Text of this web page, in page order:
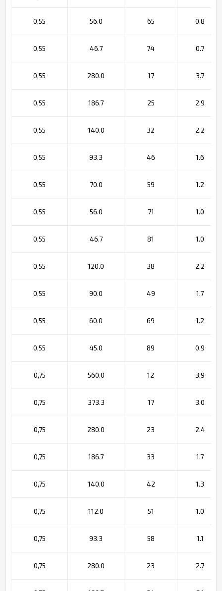
0,55 56.0 65 0.8
0,55 46.7 74 0.7
0,55 280.0 17 3.7
0,55 186.7 25 2.9
0,55 140.0 32 2.2
0,55 93.3 46 1.6
0,55 70.0 59 1.2
0,55 56.0 71 1.0
0,55 46.7 81 1.0
0,55 120.0 38 2.2
0,55 90.0 49 1.7
0,55 60.0 69 1.2
0,55 45.0 89 0.9
0,75 560.0 12 3.9
0,75 373.3 17 3.0
0,75 280.0 23 2.4
0,75 186.7 33 1.7
0,75 140.0 42 1.3
0,75 112.0 51 1.0
0,75 93.3 58 1.1
0,75 280.0 23 2.7